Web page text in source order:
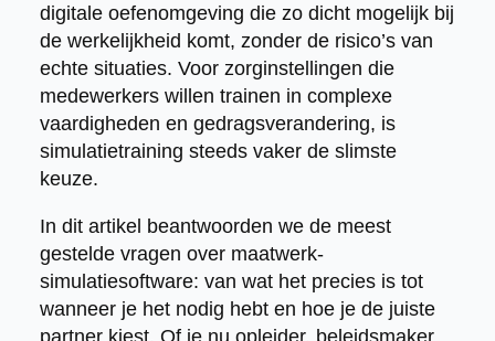
digitale oefenomgeving die zo dicht mogelijk bij
de werkelijkheid komt, zonder de risico’s van
echte situaties. Voor zorginstellingen die
medewerkers willen trainen in complexe
vaardigheden en gedragsverandering, is
simulatietraining steeds vaker de slimste
keuze.
In dit artikel beantwoorden we de meest
gestelde vragen over maatwerk-
simulatiesoftware: van wat het precies is tot
wanneer je het nodig hebt en hoe je de juiste
partner kiest. Of je nu opleider, beleidsmaker